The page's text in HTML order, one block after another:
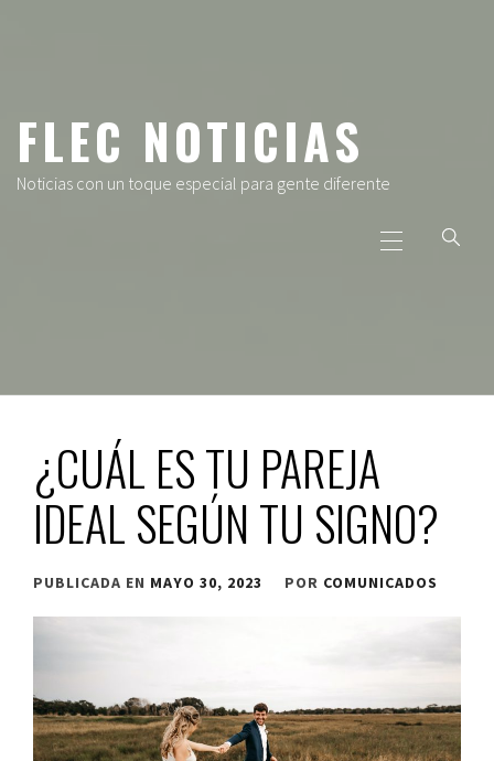
FLEC NOTICIAS
Noticias con un toque especial para gente diferente
principal
¿CUÁL ES TU PAREJA
IDEAL SEGÚN TU SIGNO?
PUBLICADA EN MAYO 30, 2023 POR COMUNICADOS